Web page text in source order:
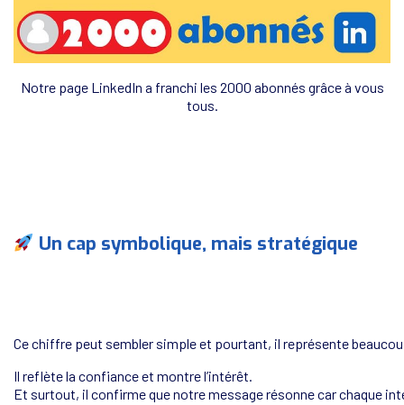
Notre page LinkedIn a franchi les 2000 abonnés grâce à vous
tous.
Un cap symbolique, mais stratégique
Ce chiffre peut sembler simple et pourtant, il représente
Il reflète la confiance et montre l’intérêt.
Et surtout, il confirme que notre message résonne car chaque